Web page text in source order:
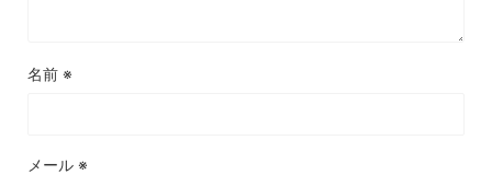
名前 ※
メール ※